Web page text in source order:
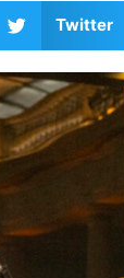
Twitter